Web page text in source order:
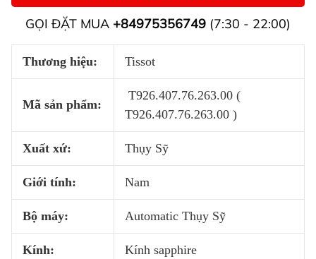
GỌI ĐẶT MUA +84975356749 (7:30 - 22:00)
Thương hiệu: Tissot
Mã sản phẩm:
T926.407.76.263.00 (
T926.407.76.263.00 )
Xuất xứ: Thụy Sỹ
Giới tính: Nam
Bộ máy: Automatic Thụy Sỹ
Kính: Kính sapphire